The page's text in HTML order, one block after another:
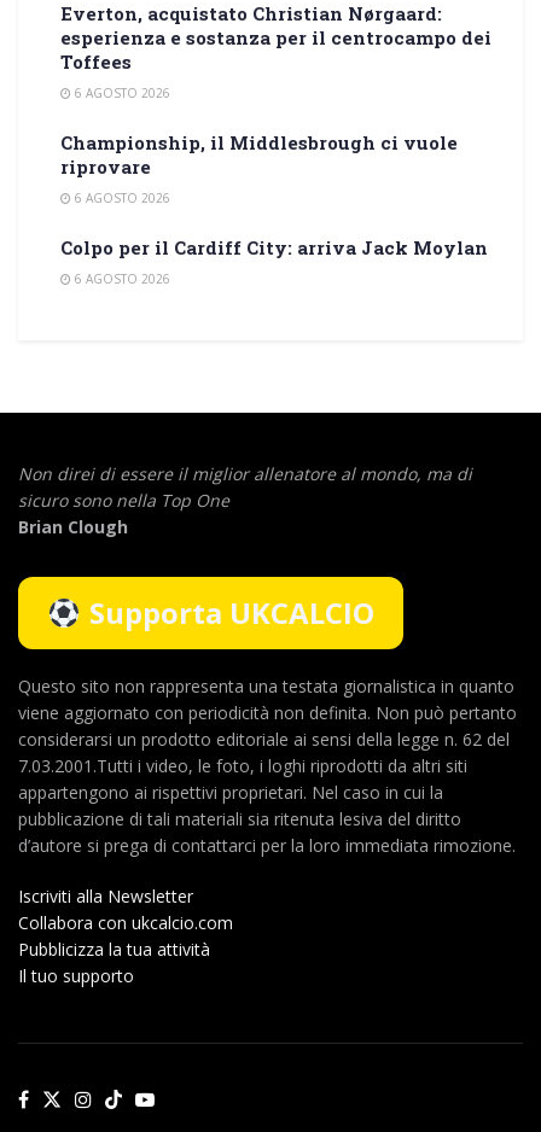
Everton, acquistato Christian Nørgaard:
esperienza e sostanza per il centrocampo dei
Toffees
6 AGOSTO 2026
Championship, il Middlesbrough ci vuole
riprovare
6 AGOSTO 2026
Colpo per il Cardiff City: arriva Jack Moylan
6 AGOSTO 2026
Non direi di essere il miglior allenatore al mondo, ma di
sicuro sono nella Top One
Brian Clough
Supporta UKCALCIO
Questo sito non rappresenta una testata giornalistica in quanto
viene aggiornato con periodicità non definita. Non può pertanto
considerarsi un prodotto editoriale ai sensi della legge n. 62 del
7.03.2001.Tutti i video, le foto, i loghi riprodotti da altri siti
appartengono ai rispettivi proprietari. Nel caso in cui la
pubblicazione di tali materiali sia ritenuta lesiva del diritto
d’autore si prega di contattarci per la loro immediata rimozione.
Iscriviti alla Newsletter
Collabora con ukcalcio.com
Pubblicizza la tua attività
Il tuo supporto